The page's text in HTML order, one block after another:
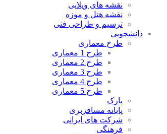
نقشه های ویلایی
نقشه هتل و موزه
ترسیم و طراحی فنی
دانشجویی
طرح معماری
طرح 1 معماری
طرح 2 معماری
طرح 3 معماری
طرح 4 معماری
طرح 5 معماری
پارک
پایانه مسافربری
شرکت های ایرانی
فرهنگی